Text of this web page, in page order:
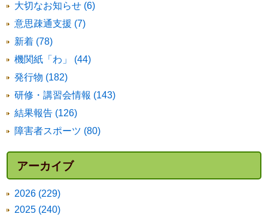
大切なお知らせ (6)
意思疎通支援 (7)
新着 (78)
機関紙「わ」 (44)
発行物 (182)
研修・講習会情報 (143)
結果報告 (126)
障害者スポーツ (80)
アーカイブ
2026 (229)
2025 (240)